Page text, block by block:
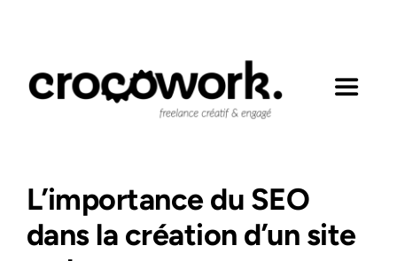
Toggle
Réalisations
L’importance du SEO
dans la création d’un site